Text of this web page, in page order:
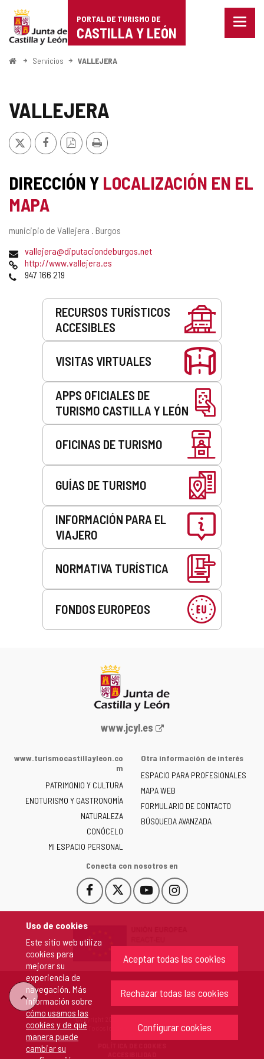
Uso de cookies
Este sitio web utiliza
cookies para
mejorar su
experiencia de
navegación. Más
información sobre
cómo usamos las
cookies y de qué
manera puede
cambiar su
Aceptar todas las cookies
Rechazar todas las cookies
Configurar cookies
Portal
de
Turismo
Castilla
León
PORTAL DE TURISMO DE
CASTILLA Y LEÓN
Menu
InicioServicios VALLEJERA
VALLEJERA
X FacebookVersión
PDF
Imprimir
DIRECCIÓN Y LOCALIZACIÓN EN EL
MAPA
Dirección
municipio de Vallejera . Burgos
Dirección
de
correo
vallejera@diputaciondeburgos.net
Página
Web
http://www.vallejera.es
Teléfonos
947 166 219
RECURSOS TURÍSTICOS
ACCESIBLES
VISITAS VIRTUALES
APPS OFICIALES DE
TURISMO CASTILLA Y LEÓN
OFICINAS DE TURISMO
GUÍAS DE TURISMO
INFORMACIÓN PARA EL
VIAJERO
NORMATIVA TURÍSTICA
FONDOS EUROPEOS
Portal
la
de
Castilla
y
León
-
www.jcyl.es
www.turismocastillayleon.co
m
PATRIMONIO Y CULTURA
ENOTURISMO Y GASTRONOMÍA
NATURALEZA
CONÓCELO
MI ESPACIO PERSONAL
Otra información de interés
ESPACIO PARA PROFESIONALES
MAPA WEB
FORMULARIO DE CONTACTO
BÚSQUEDA AVANZADA
Conecta con nosotros en
Facebook
Este
enlace
en
nueva.
Este
enlace
una
ventana
nueva.
YouTube
Este
enlace
una
ventana
nueva.
Instagram
Este
enlace
una
ventana
nueva.
"Volver
arriba"
Copyright 2026 - Junta de Castilla y León
Todos los derechos reservados.